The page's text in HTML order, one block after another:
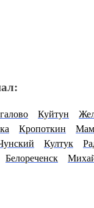
Куйтун
Кропоткин
Култук
Белореченск